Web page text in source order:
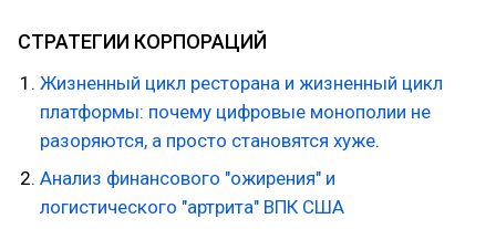
СТРАТЕГИИ КОРПОРАЦИЙ
Жизненный цикл ресторана и жизненный цикл
платформы: почему цифровые монополии не
разоряются, а просто становятся хуже.
Анализ финансового "ожирения" и
логистического "артрита" ВПК США